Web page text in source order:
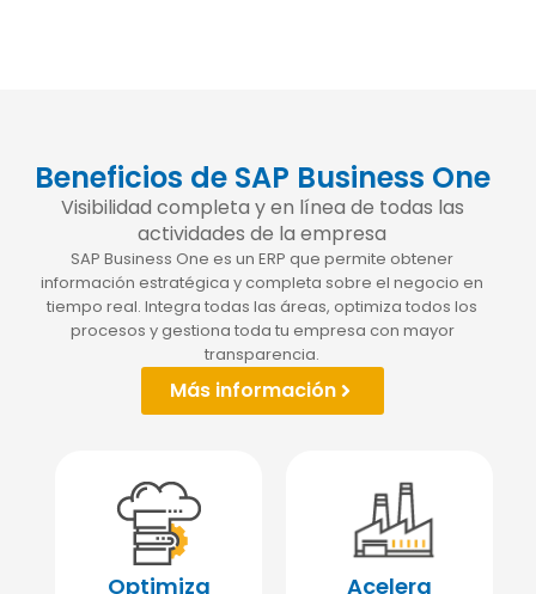
Beneficios de SAP Business One
Visibilidad completa y en línea de todas las
actividades de la empresa
SAP Business One es un ERP que permite obtener
información estratégica y completa sobre el negocio en
tiempo real. Integra todas las áreas, optimiza todos los
procesos y gestiona toda tu empresa con mayor
transparencia.
Más información
Optimiza Acelera